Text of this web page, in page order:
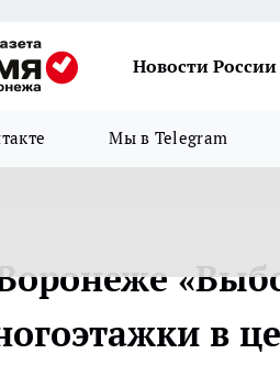
Новости России
Мы в Telegram
в